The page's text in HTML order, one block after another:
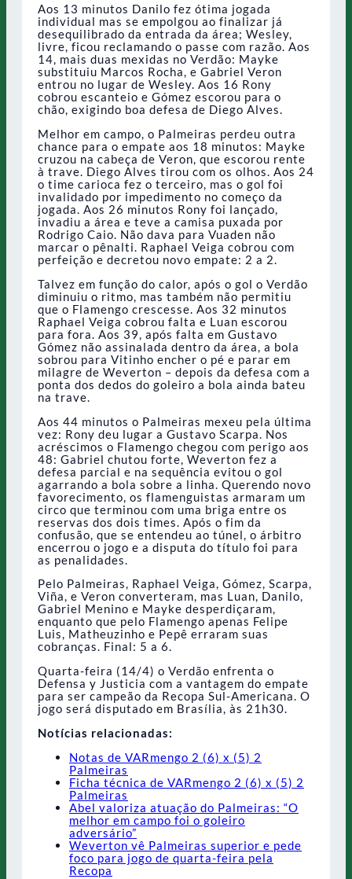
Aos 13 minutos Danilo fez ótima jogada
individual mas se empolgou ao finalizar já
desequilibrado da entrada da área; Wesley,
livre, ficou reclamando o passe com razão. Aos
14, mais duas mexidas no Verdão: Mayke
substituiu Marcos Rocha, e Gabriel Veron
entrou no lugar de Wesley. Aos 16 Rony
cobrou escanteio e Gómez escorou para o
chão, exigindo boa defesa de Diego Alves.
Melhor em campo, o Palmeiras perdeu outra
chance para o empate aos 18 minutos: Mayke
cruzou na cabeça de Veron, que escorou rente
à trave. Diego Alves tirou com os olhos. Aos 24
o time carioca fez o terceiro, mas o gol foi
invalidado por impedimento no começo da
jogada. Aos 26 minutos Rony foi lançado,
invadiu a área e teve a camisa puxada por
Rodrigo Caio. Não dava para Vuaden não
marcar o pênalti. Raphael Veiga cobrou com
perfeição e decretou novo empate: 2 a 2.
Talvez em função do calor, após o gol o Verdão
diminuiu o ritmo, mas também não permitiu
que o Flamengo crescesse. Aos 32 minutos
Raphael Veiga cobrou falta e Luan escorou
para fora. Aos 39, após falta em Gustavo
Gómez não assinalada dentro da área, a bola
sobrou para Vitinho encher o pé e parar em
milagre de Weverton – depois da defesa com a
ponta dos dedos do goleiro a bola ainda bateu
na trave.
Aos 44 minutos o Palmeiras mexeu pela última
vez: Rony deu lugar a Gustavo Scarpa. Nos
acréscimos o Flamengo chegou com perigo aos
48: Gabriel chutou forte, Weverton fez a
defesa parcial e na sequência evitou o gol
agarrando a bola sobre a linha. Querendo novo
favorecimento, os flamenguistas armaram um
circo que terminou com uma briga entre os
reservas dos dois times. Após o fim da
confusão, que se entendeu ao túnel, o árbitro
encerrou o jogo e a disputa do título foi para
as penalidades.
Pelo Palmeiras, Raphael Veiga, Gómez, Scarpa,
Viña, e Veron converteram, mas Luan, Danilo,
Gabriel Menino e Mayke desperdiçaram,
enquanto que pelo Flamengo apenas Felipe
Luis, Matheuzinho e Pepê erraram suas
cobranças. Final: 5 a 6.
Quarta-feira (14/4) o Verdão enfrenta o
Defensa y Justicia com a vantagem do empate
para ser campeão da Recopa Sul-Americana. O
jogo será disputado em Brasília, às 21h30.
Notícias relacionadas:
Notas de VARmengo 2 (6) x (5) 2
Palmeiras
Ficha técnica de VARmengo 2 (6) x (5) 2
Palmeiras
Abel valoriza atuação do Palmeiras: “O
melhor em campo foi o goleiro
adversário”
Weverton vê Palmeiras superior e pede
foco para jogo de quarta-feira pela
Recopa